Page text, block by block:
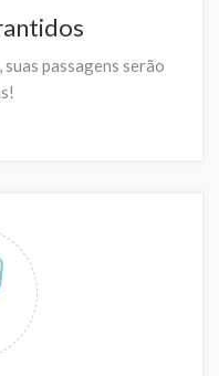
passagens serão